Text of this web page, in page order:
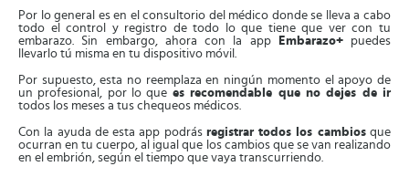
Por lo general es en el consultorio del médico donde se lleva a cabo
todo el control y registro de todo lo que tiene que ver con tu
embarazo. Sin embargo, ahora con la app
Embarazo+puedes
llevarlo tú misma en tu dispositivo móvil.
Por supuesto, esta no reemplaza en ningún momento el apoyo de
un profesional, por lo que es recomendable que no dejes de ir
todos los meses a tus chequeos médicos.
Con la ayuda de esta app podrás registrar todos los cambiosque
ocurran en tu cuerpo, al igual que los cambios que se van realizando
en el embrión, según el tiempo que vaya transcurriendo.